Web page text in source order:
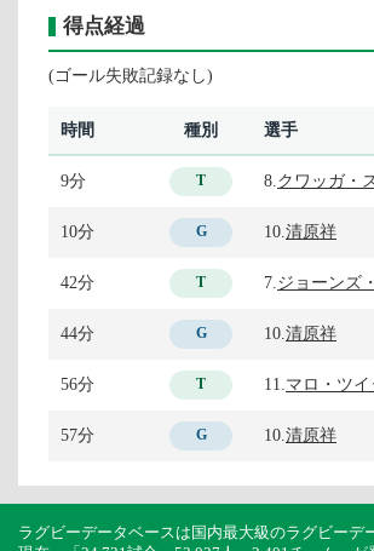
得点経過
(ゴール失敗記録なし)
時間 種別 選手
9分 T 8. クワッガ・
10分 G 10. 清原祥
42分 T 7. ジョーンズ
44分 G 10. 清原祥
56分 T 11. マロ・ツイ
57分 G 10. 清原祥
ラグビーデータベースは国内最大級のラグビーデ